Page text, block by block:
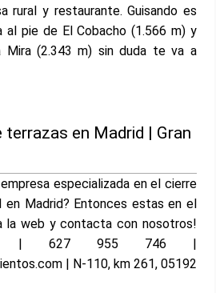
rural y restaurante. Guisando es
al pie de El Cobacho (1.566 m) y
(2.343 m) sin duda te va a
en Madrid | Gran
especializada en el cierre
Madrid? Entonces estas en el
a la web y contacta con nosotros!
| 627 955 746 |
| N-110, km 261, 05192